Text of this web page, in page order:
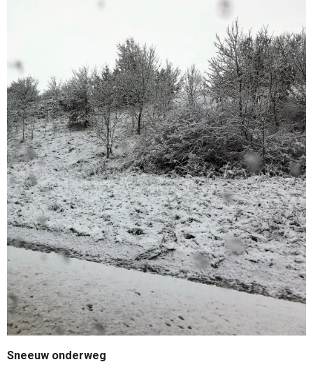
Sneeuw onderweg